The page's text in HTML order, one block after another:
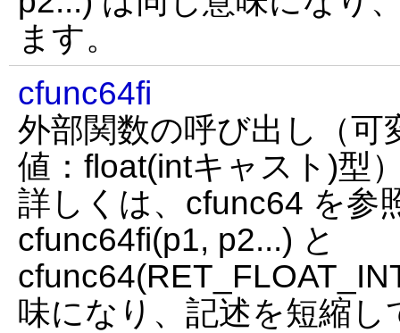
ます。
cfunc64fi
外部関数の呼び出し（可
値：float(intキャスト)型
詳しくは、cfunc64 を参
cfunc64fi(p1, p2...) と
味になり、記述を短縮し